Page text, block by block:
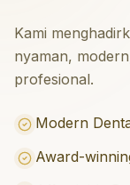
Kami
nyaman,
profesional.
Modern
Award-